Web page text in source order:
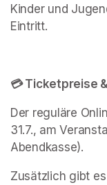
Kinder und
Eintritt.
💳 Ticketpreise
Der reguläre
31.7., am
Abendkasse).
Zusätzlich gibt